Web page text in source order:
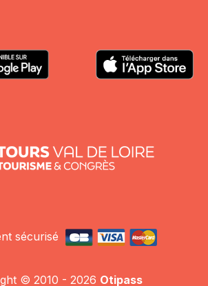
sécurisé
© 2010 - 2026 Otipass